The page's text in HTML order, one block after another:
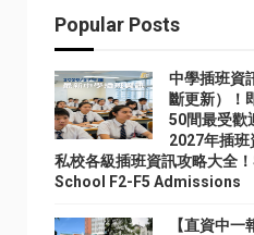
Popular Posts
中學插班資
斷更新）！
50間最受歡
2027年插
私校各級插班資訊攻略大全
School F2-F5 Admissions
【直資中